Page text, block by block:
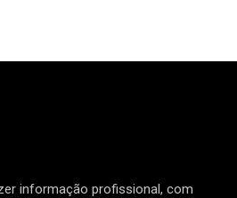
informação profissional, com